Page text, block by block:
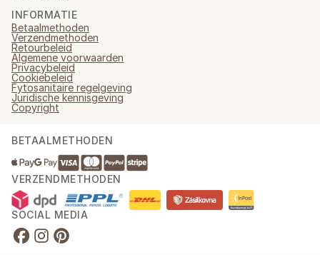
INFORMATIE
Betaalmethoden
Verzendmethoden
Retourbeleid
Algemene voorwaarden
Privacybeleid
Cookiebeleid
Fytosanitaire regelgeving
Juridische kennisgeving
Copyright
BETAALMETHODEN
VERZENDMETHODEN
SOCIAL MEDIA